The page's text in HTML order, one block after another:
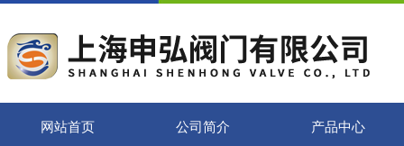
网站首页 公司简介 产品中心